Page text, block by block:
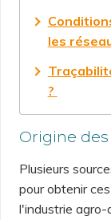
les
?
Origine
Plusieurs
pour obtenir
l'industrie agro-